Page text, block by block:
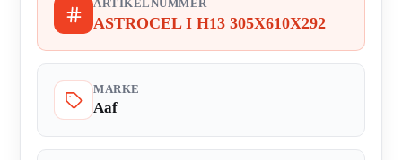
ARTIKELNUMMER
ASTROCEL I H13 305X610X292
MARKE
Aaf